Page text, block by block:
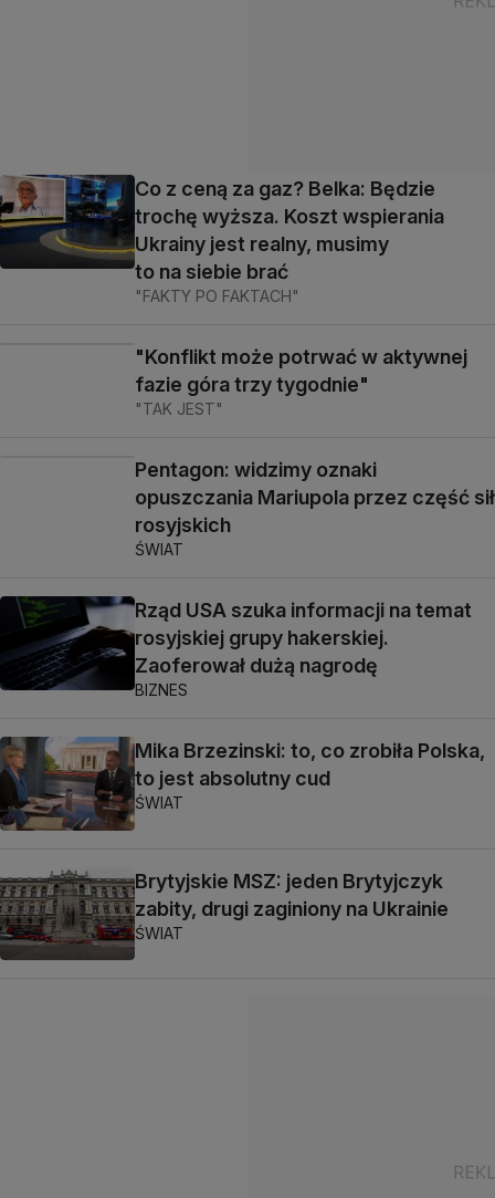
Co z ceną za gaz? Belka: Będzie
trochę wyższa. Koszt wspierania
Ukrainy jest realny, musimy
to na siebie brać
"FAKTY PO FAKTACH"
"Konflikt może potrwać w aktywnej
fazie góra trzy tygodnie"
"TAK JEST"
Pentagon: widzimy oznaki
opuszczania Mariupola przez część sił
rosyjskich
ŚWIAT
Rząd USA szuka informacji na temat
rosyjskiej grupy hakerskiej.
Zaoferował dużą nagrodę
BIZNES
Mika Brzezinski: to, co zrobiła Polska,
to jest absolutny cud
ŚWIAT
Brytyjskie MSZ: jeden Brytyjczyk
zabity, drugi zaginiony na Ukrainie
ŚWIAT